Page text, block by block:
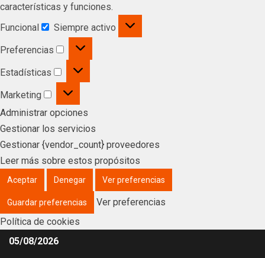
características y funciones.
Funcional
Siempre activo
Preferencias
Estadísticas
Marketing
Administrar opciones
Gestionar los servicios
Gestionar {vendor_count} proveedores
Leer más sobre estos propósitos
Aceptar Denegar Ver preferencias
Guardar preferencias
Ver preferencias
Política de cookies
05/08/2026